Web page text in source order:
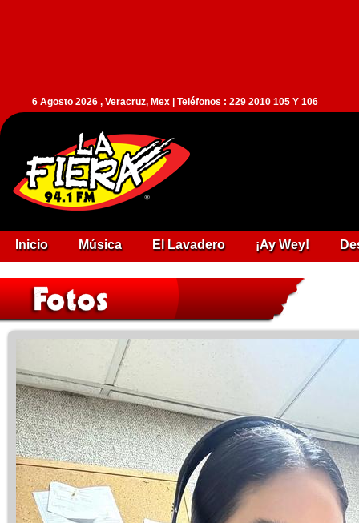
6 Agosto 2026 , Veracruz, Mex | Teléfonos : 229 2010 105 Y 106
Inicio Música El Lavadero ¡Ay Wey!